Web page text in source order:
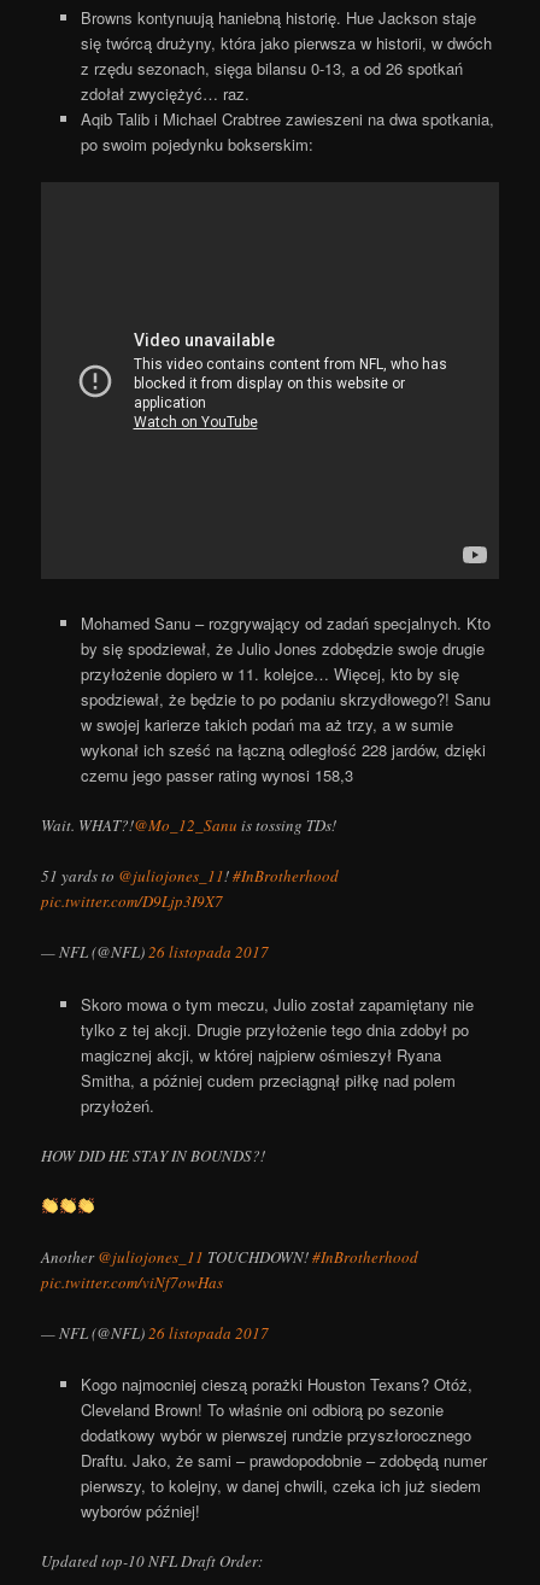
Browns kontynuują haniebną historię. Hue Jackson staje
się twórcą drużyny, która jako pierwsza w historii, w dwóch
z rzędu sezonach, sięga bilansu 0-13, a od 26 spotkań
zdołał zwyciężyć… raz.
Aqib Talib i Michael Crabtree zawieszeni na dwa spotkania,
po swoim pojedynku bokserskim:
Mohamed Sanu – rozgrywający od zadań specjalnych. Kto
by się spodziewał, że Julio Jones zdobędzie swoje drugie
przyłożenie dopiero w 11. kolejce… Więcej, kto by się
spodziewał, że będzie to po podaniu skrzydłowego?! Sanu
w swojej karierze takich podań ma aż trzy, a w sumie
wykonał ich sześć na łączną odległość 228 jardów, dzięki
czemu jego passer rating wynosi 158,3
Wait. WHAT?!@Mo_12_Sanu is tossing TDs!
51 yards to @juliojones_11!#InBrotherhood
pic.twitter.com/D9Ljp3I9X7
— NFL (@NFL)26 listopada 2017
Skoro mowa o tym meczu, Julio został zapamiętany nie
tylko z tej akcji. Drugie przyłożenie tego dnia zdobył po
magicznej akcji, w której najpierw ośmieszył Ryana
Smitha, a później cudem przeciągnął piłkę nad polem
przyłożeń.
HOW DID HE STAY IN BOUNDS?!
Another@juliojones_11 TOUCHDOWN!#InBrotherhood
pic.twitter.com/viNf7owHas
— NFL (@NFL)26 listopada 2017
Kogo najmocniej cieszą porażki Houston Texans? Otóż,
Cleveland Brown! To właśnie oni odbiorą po sezonie
dodatkowy wybór w pierwszej rundzie przyszłorocznego
Draftu. Jako, że sami – prawdopodobnie – zdobędą numer
pierwszy, to kolejny, w danej chwili, czeka ich już siedem
wyborów później!
Updated top-10 NFL Draft Order: